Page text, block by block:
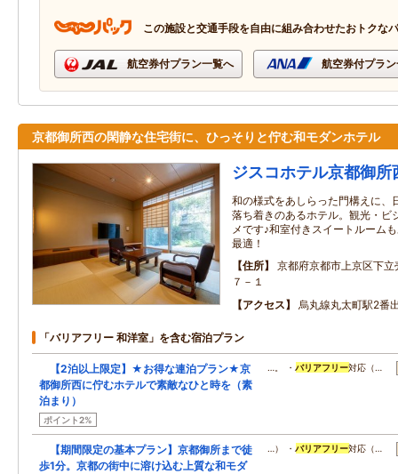
この施設と交通手段を自由に組み合わせたおトクな
航空券付プラン一覧へ 航空券付プラ
京都御所西の閑静な住宅街に、ひっそりと佇む和モダンホテル
ジスコホテル京都御所
和の様式をあしらった門構えに、
落ち着きのあるホテル。観光・ビ
メです♪和室付きスイートルーム
最適！
住所
京都府京都市上京区下
７－１
アクセス
烏丸線丸太町駅2番
「バリアフリー 和洋室」を含む宿泊プラン
【2泊以上限定】★お得な連泊プラン★京
都御所西に佇むホテルで素敵なひと時を（素
泊まり）
ポイント2%
…。 ・バリアフリー対応（…
【期間限定の基本プラン】京都御所まで徒
歩1分。京都の街中に溶け込む上質な和モダ
…） ・バリアフリー対応（…